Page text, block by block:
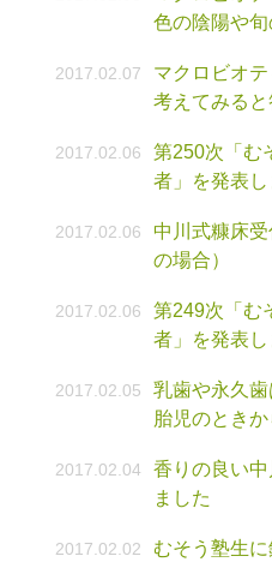
色の陰陽や旬
2017.02.07
マクロビオ
考えてみる
2017.02.06
第250次「
者」を発表し
2017.02.06
中川式糠床
の場合）
2017.02.06
第249次「
者」を発表し
2017.02.05
乳歯や永久
胎児のとき
2017.02.04
香りの良い
ました
2017.02.02 むそう塾生